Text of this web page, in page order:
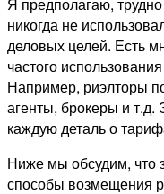
Я предполагаю,
никогда не
деловых целей. Есть
частого
Например, риэлторы
агенты, брокеры и
каждую деталь о
Ниже мы обсудим, что
способы возмещения